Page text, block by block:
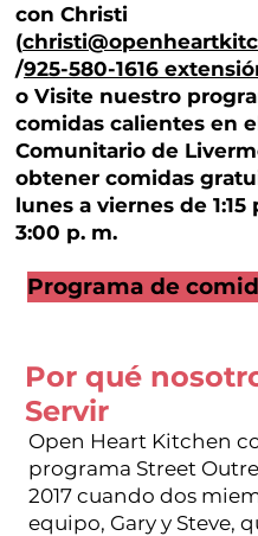
con Christi
(
/925-580-1616
o Visite nuestro
comidas calientes en
Comunitario de
obtener comidas
lunes a viernes de 1:15
3:00 p. m.
Programa de
Por qué
Servir
Open Heart Kitchen
programa Street
2017 cuando dos
equipo, Gary y Steve,